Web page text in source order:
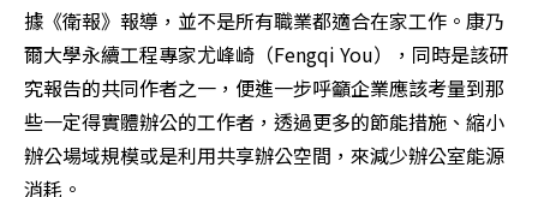
據《衛報》報導，並不是所有職業都適合在家工作。康乃
爾大學永續工程專家尤峰崎（Fengqi You），同時是該研
究報告的共同作者之一，便進一步呼籲企業應該考量到那
些一定得實體辦公的工作者，透過更多的節能措施、縮小
辦公場域規模或是利用共享辦公空間，來減少辦公室能源
消耗。